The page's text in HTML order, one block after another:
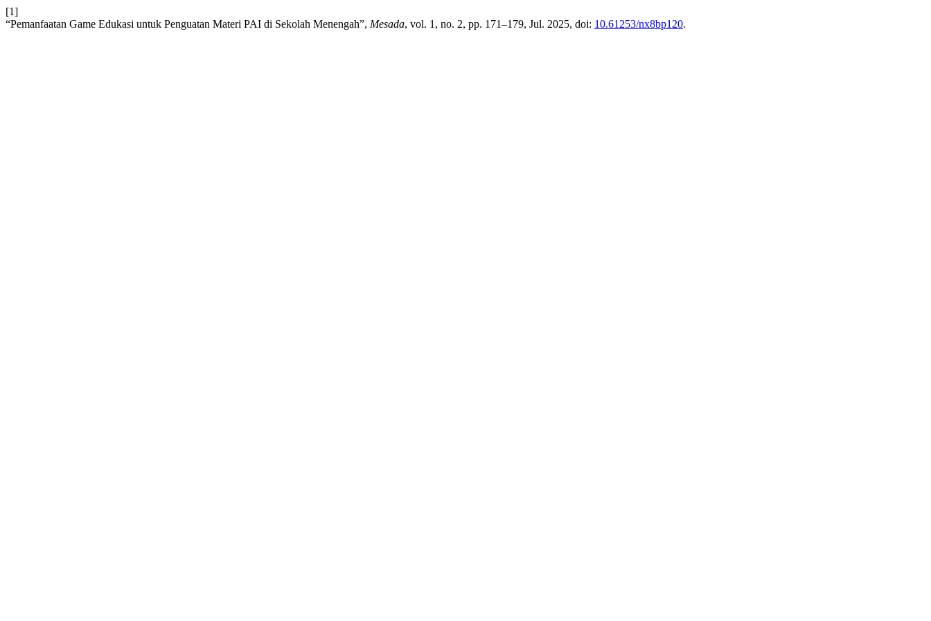
[1]
“Pemanfaatan Game Edukasi untuk Penguatan Materi PAI di Sekolah Menengah”, Mesada, vol. 1, no. 2, pp. 171–179, Jul. 2025, doi: 10.61253/nx8bp120.